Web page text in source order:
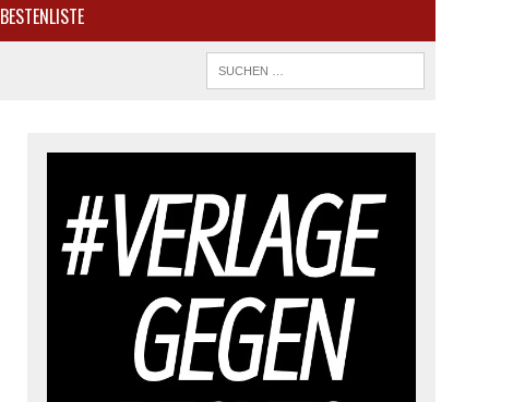
BESTENLISTE